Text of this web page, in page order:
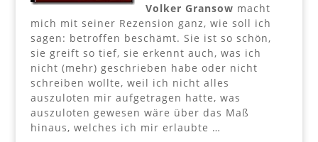
Volker Gransow macht
mich mit seiner Rezension ganz, wie soll ich
sagen: betroffen beschämt. Sie ist so schön,
sie greift so tief, sie erkennt auch, was ich
nicht (mehr) geschrieben habe oder nicht
schreiben wollte, weil ich nicht alles
auszuloten mir aufgetragen hatte, was
auszuloten gewesen wäre über das Maß
hinaus, welches ich mir erlaubte …